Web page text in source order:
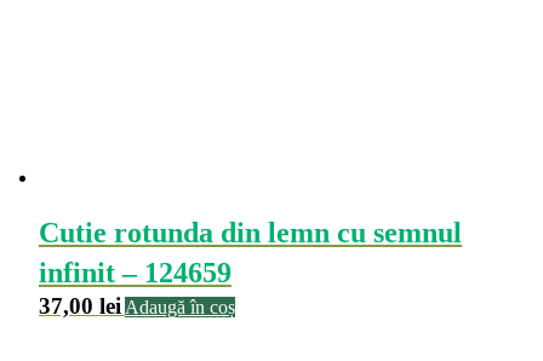
Cutie rotunda din lemn cu semnul
infinit – 124659
37,00 lei Adaugă în coș